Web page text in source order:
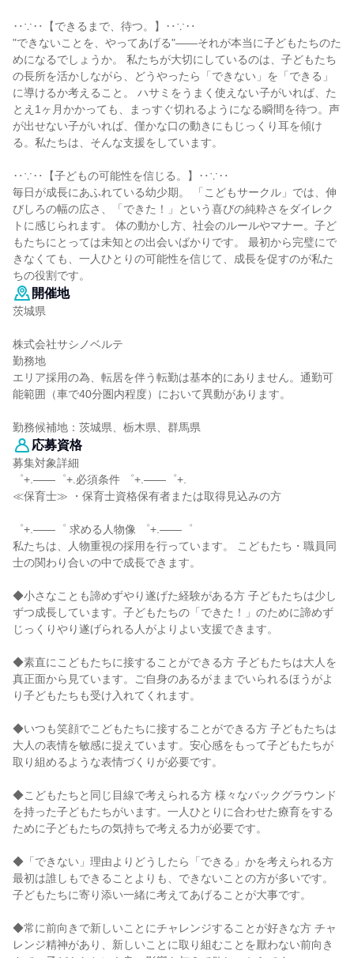
‥∵‥【できるまで、待つ。】‥∵‥
"できないことを、やってあげる"――それが本当に子どもたちのた
めになるでしょうか。 私たちが大切にしているのは、子どもたち
の長所を活かしながら、どうやったら「できない」を「できる」
に導けるか考えること。 ハサミをうまく使えない子がいれば、た
とえ1ヶ月かかっても、まっすぐ切れるようになる瞬間を待つ。声
が出せない子がいれば、僅かな口の動きにもじっくり耳を傾け
る。私たちは、そんな支援をしています。
‥∵‥【子どもの可能性を信じる。】‥∵‥
毎日が成長にあふれている幼少期。 「こどもサークル」では、伸
びしろの幅の広さ、「できた！」という喜びの純粋さをダイレク
トに感じられます。 体の動かし方、社会のルールやマナー。子ど
もたちにとっては未知との出会いばかりです。 最初から完璧にで
きなくても、一人ひとりの可能性を信じて、成長を促すのが私た
ちの役割です。
開催地
茨城県
株式会社サシノベルテ
勤務地
エリア採用の為、転居を伴う転勤は基本的にありません。通勤可
能範囲（車で40分圏内程度）において異動があります。
勤務候補地：茨城県、栃木県、群馬県
応募資格
募集対象詳細
゜+.――゜+.必須条件 ゜+.――゜+.
≪保育士≫ ・保育士資格保有者または取得見込みの方
゜+.――゜ 求める人物像 ゜+.――゜
私たちは、人物重視の採用を行っています。 こどもたち・職員同
士の関わり合いの中で成長できます。
◆小さなことも諦めずやり遂げた経験がある方 子どもたちは少し
ずつ成長しています。子どもたちの「できた！」のために諦めず
じっくりやり遂げられる人がよりよい支援できます。
◆素直にこどもたちに接することができる方 子どもたちは大人を
真正面から見ています。ご自身のあるがままでいられるほうがよ
り子どもたちも受け入れてくれます。
◆いつも笑顔でこどもたちに接することができる方 子どもたちは
大人の表情を敏感に捉えています。安心感をもって子どもたちが
取り組めるような表情づくりが必要です。
◆こどもたちと同じ目線で考えられる方 様々なバックグラウンド
を持った子どもたちがいます。一人ひとりに合わせた療育をする
ために子どもたちの気持ちで考える力が必要です。
◆「できない」理由よりどうしたら「できる」かを考えられる方
最初は誰しもできることよりも、できないことの方が多いです。
子どもたちに寄り添い一緒に考えてあげることが大事です。
◆常に前向きで新しいことにチャレンジすることが好きな方 チャ
レンジ精神があり、新しいことに取り組むことを厭わない前向き